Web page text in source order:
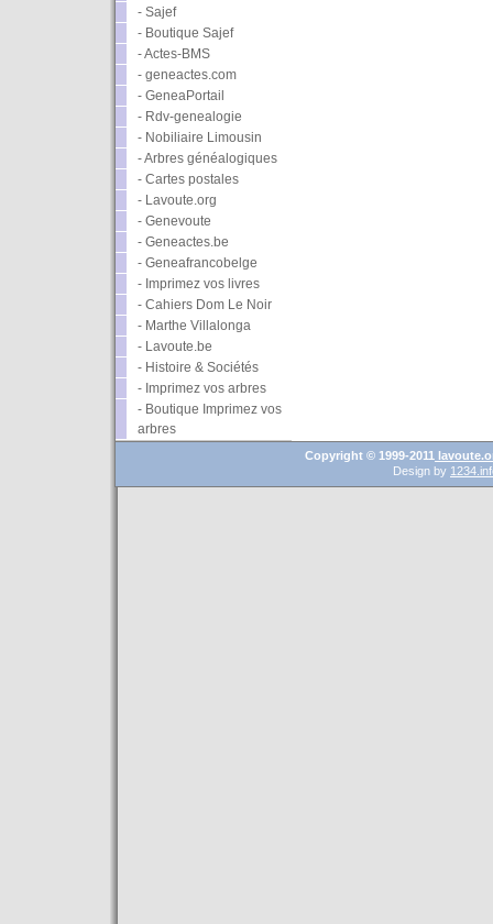
- Sajef
- Boutique Sajef
- Actes-BMS
- geneactes.com
- GeneaPortail
- Rdv-genealogie
- Nobiliaire Limousin
- Arbres généalogiques
- Cartes postales
- Lavoute.org
- Genevoute
- Geneactes.be
- Geneafrancobelge
- Imprimez vos livres
- Cahiers Dom Le Noir
- Marthe Villalonga
- Lavoute.be
- Histoire & Sociétés
- Imprimez vos arbres
- Boutique Imprimez vos
arbres
Copyright © 1999-2011
Design by